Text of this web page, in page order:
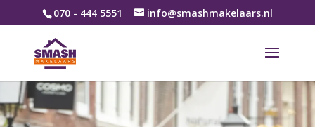
070 - 444 5551 info@smashmakelaars.nl